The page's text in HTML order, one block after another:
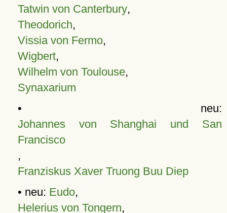
Tatwin von Canterbury,
Theodorich,
Vissia von Fermo,
Wigbert,
Wilhelm von Toulouse,
Synaxarium
• neu:
Johannes von Shanghai und San
Francisco
,
Franziskus Xaver Truong Buu Diep
• neu: Eudo,
Helerius von Tongern,